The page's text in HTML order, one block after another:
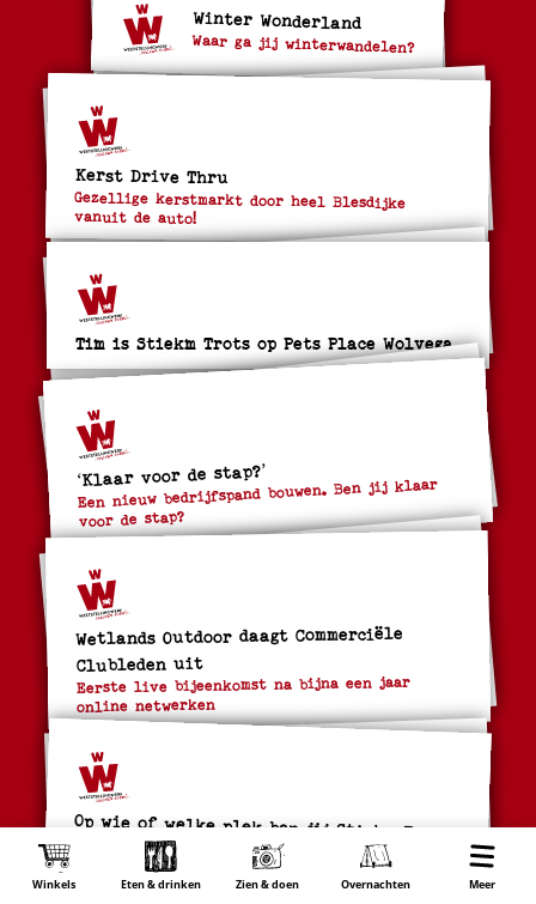
Winkels Eten & drinken Zien & doen Overnachten Wonen
Meer
Winter Wonderland
Waar ga jij winterwandelen?
Kerst Drive Thru
Gezellige kerstmarkt door heel Blesdijke
vanuit de auto!
Tim is Stiekm Trots op Pets Place Wolvega
‘Klaar voor de stap?’
Een nieuw bedrijfspand bouwen. Ben jij klaar
voor de stap?
Wetlands Outdoor daagt Commerciële
Clubleden uit
Eerste live bijeenkomst na bijna een jaar
online netwerken
Op wie of welke plek ben jij Stiekm Trots?
Vul het vriendenboekje in en Win!